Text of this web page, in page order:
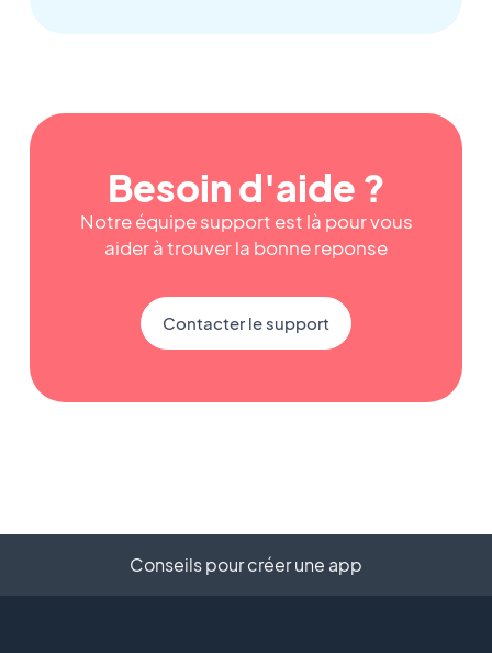
Besoin d'aide ?
Notre équipe support est là pour vous
aider à trouver la bonne reponse
Contacter le support
Conseils pour créer une app